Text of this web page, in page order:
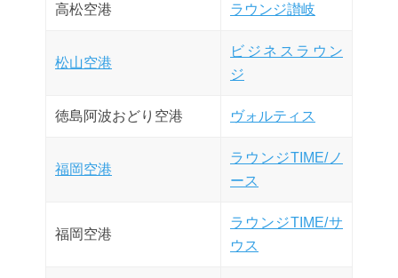
高松空港 ラウンジ讃岐
松山空港
ビジネスラウン
ジ
徳島阿波おどり空港 ヴォルティス
福岡空港
ラウンジTIME/ノ
ース
福岡空港
ラウンジTIME/サ
ウス